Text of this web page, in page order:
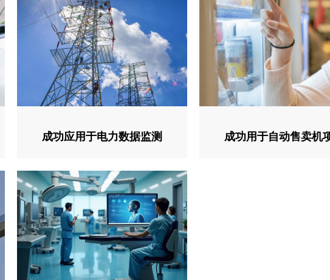
成功应用于电力数据监测 成功用于自动售卖机